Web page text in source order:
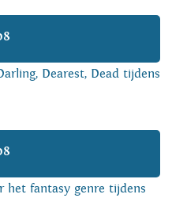
Dearest, Dead tijdens
het fantasy genre tijdens